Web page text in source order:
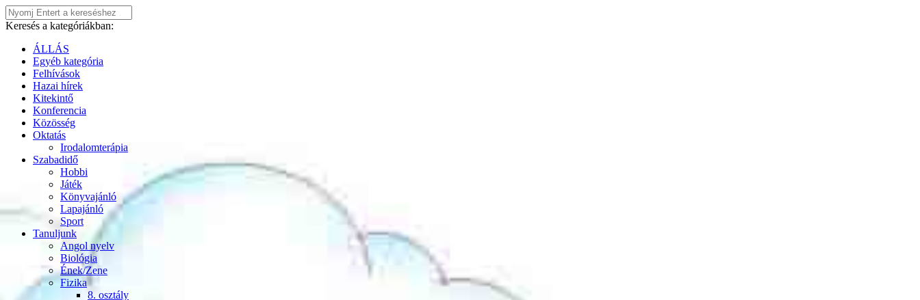
Keresés a kategóriákban:
ÁLLÁS
Egyéb kategória
Felhívások
Hazai hírek
Kitekintő
Konferencia
Közösség
Oktatás
Irodalomterápia
Szabadidő
Hobbi
Játék
Könyvajánló
Lapajánló
Sport
Tanuljunk
Angol nyelv
Biológia
Ének/Zene
Fizika
8. osztály